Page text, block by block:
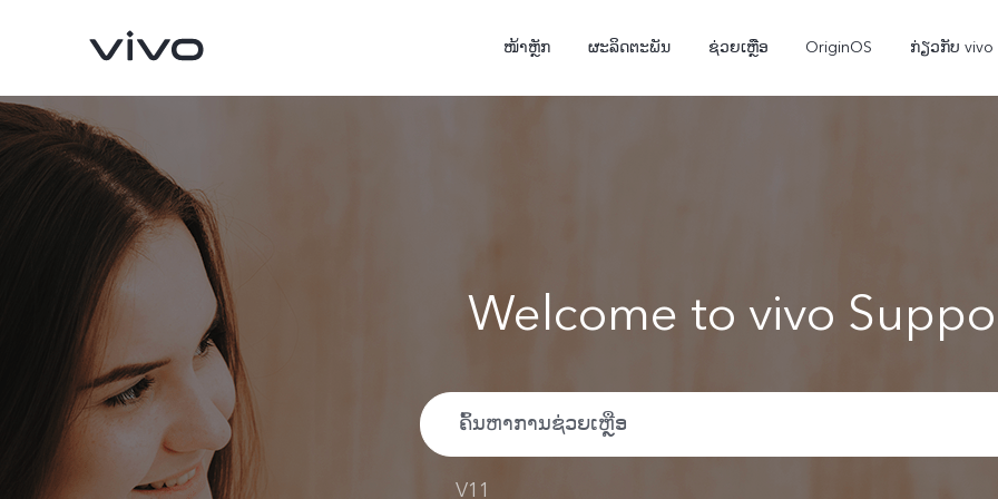
ໜ້າຫຼັກ ຜະລິດຕະພັນ ຊ່ວຍເຫຼືອ OriginOS ກ່ຽວກັບ vivo
X60 Pro 5G
Welcome to vivo
V11